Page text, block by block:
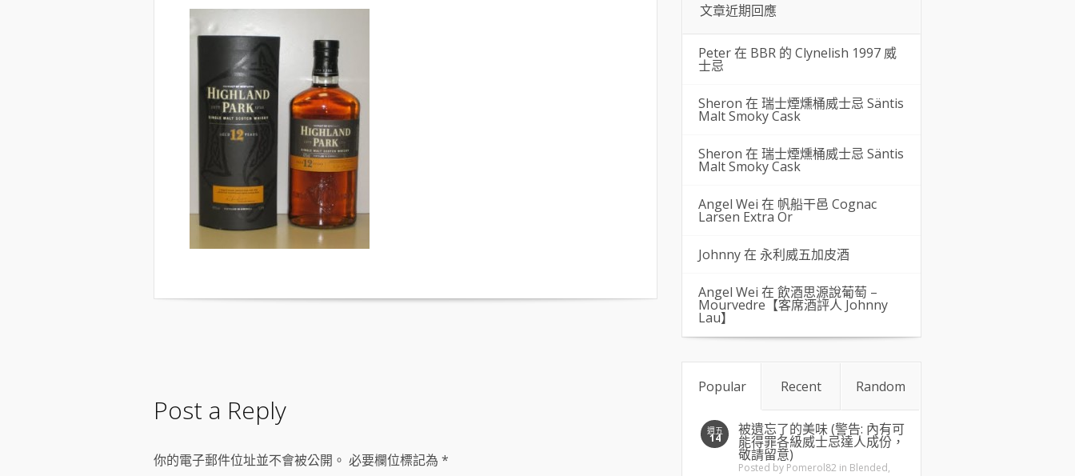
Post a Reply
你的電子郵件位址並不會被公開。 必要欄位標記為 *
文章近期回應
Peter 在 BBR 的 Clynelish 1997 威
士忌
Sheron 在 瑞士煙燻桶威士忌 Säntis
Malt Smoky Cask
Sheron 在 瑞士煙燻桶威士忌 Säntis
Malt Smoky Cask
Angel Wei 在 帆船干邑 Cognac
Larsen Extra Or
Johnny 在 永利威五加皮酒
Angel Wei 在 飲酒思源說葡萄 –
Mourvedre【客席酒評人 Johnny
Lau】
Popular Recent Random
週五
14
被遺忘了的美味 (警告: 內有可
能得罪各級威士忌達人成份，
敬請留意)
Posted by Pomerol82 in Blended,